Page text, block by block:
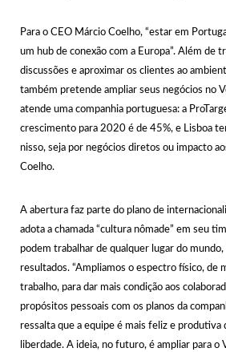
Para o CEO Márcio Coelho, “estar em
um hub de conexão com a Europa”. Além de
discussões e aproximar os clientes ao
também pretende ampliar seus negócios no
atende uma companhia portuguesa: a
crescimento para 2020 é de 45%, e Lisboa
nisso, seja por negócios diretos ou impacto
Coelho.
A abertura faz parte do plano de
adota a chamada “cultura nômade” em seu
podem trabalhar de qualquer lugar do
resultados. “Ampliamos o espectro físico, de
trabalho, para dar mais condição aos
propósitos pessoais com os planos da
ressalta que a equipe é mais feliz e produtiva
liberdade. A ideia, no futuro, é ampliar para o